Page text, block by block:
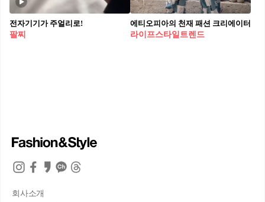
전자기기가 주얼리로!
팔찌
에티오피아의 천재 패션 크리에이터
라이프스타일트렌드
회사소개